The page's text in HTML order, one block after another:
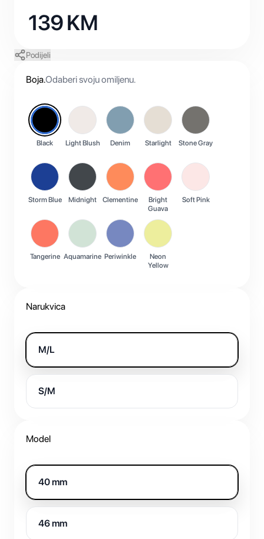
139KM
Podijeli
Boja.Odaberi svoju omiljenu.
Black Light Blush Denim Starlight Stone Gray
Storm Blue Midnight Clementine
Bright
Guava
Soft Pink
Tangerine Aquamarine Periwinkle
Neon
Yellow
Narukvica
M/L
S/M
Model
40 mm
46 mm